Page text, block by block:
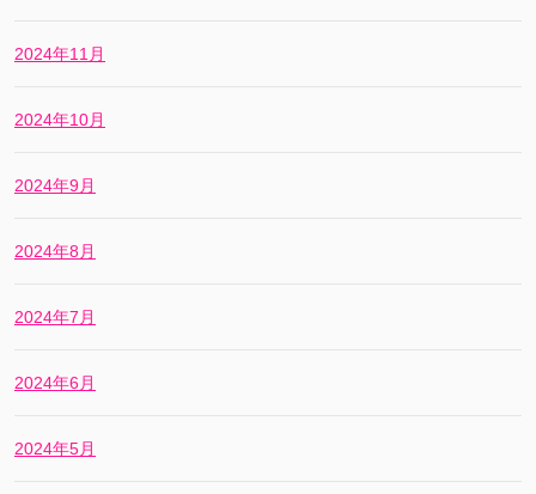
2024年11月
2024年10月
2024年9月
2024年8月
2024年7月
2024年6月
2024年5月